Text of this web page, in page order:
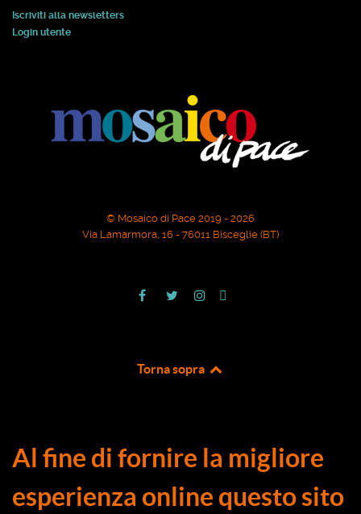
Iscriviti alla newsletters
Login utente
© Mosaico di Pace 2019 - 2026
Via Lamarmora, 16 - 76011 Bisceglie (BT)
Torna sopra
Al fine di fornire la migliore
esperienza online questo sito